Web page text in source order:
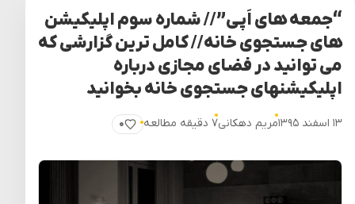
“جمعه های اَپی” // شماره سوم اپلیکیشن
های جستجوی خانه // کامل ترین گزارشی که
می توانید در فضای مجازی درباره
اپلیکیشنهای جستجوی خانه بخوانید
۱۳ اسفند ۱۳۹۵ مریم دهکانی۷ دقیقه مطالعه ۰
پسندیدن